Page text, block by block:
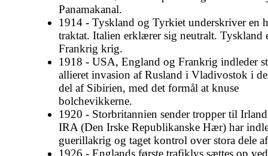
Panamakanal.
1914 - Tyskland og Tyrkiet underskriver en
traktat. Italien erklærer sig neutralt. Tyskland
Frankrig krig.
1918 - USA, England og Frankrig indleder
allieret invasion af Rusland i Vladivostok i
del af Sibirien, med det formål at knuse
bolchevikkerne.
1920 - Storbritannien sender tropper til
IRA (Den Irske Republikanske Hær) har
guerillakrig og taget kontrol over stora dele
1926 - Englands første trafiklys sættes op ved